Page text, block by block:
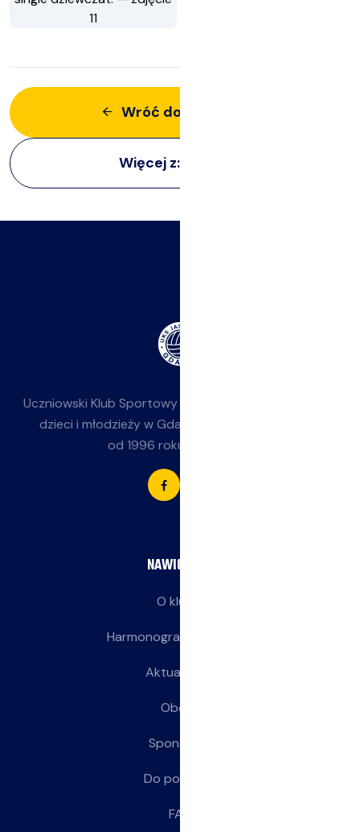
Wróć do aktualności
Więcej z:
Uczniowski Klub Sportowy
dzieci i młodzieży w Gdańsku-Jasieniu. Działamy
od 1996 roku przy SP 85.
NAWIGACJA
O klubie
Harmonogram treningów
Aktualności
Obozy
Sponsorzy
Do pobrania
FAQ